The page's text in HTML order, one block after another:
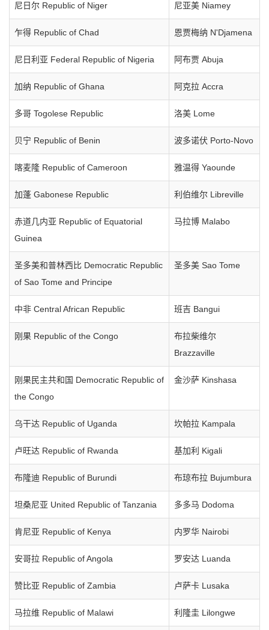
尼日尔 Republic of Niger 尼亚美 Niamey
乍得 Republic of Chad 恩贾梅纳 N'Djamena
尼日利亚 Federal Republic of Nigeria 阿布贾 Abuja
加纳 Republic of Ghana 阿克拉 Accra
多哥 Togolese Republic 洛美 Lome
贝宁 Republic of Benin 波多诺伏 Porto-Novo
喀麦隆 Republic of Cameroon 雅温得 Yaounde
加蓬 Gabonese Republic 利伯维尔 Libreville
赤道几内亚 Republic of Equatorial
Guinea
马拉博 Malabo
圣多美和普林西比 Democratic Republic
of Sao Tome and Principe
圣多美 Sao Tome
中非 Central African Republic 班吉 Bangui
刚果 Republic of the Congo
布拉柴维尔
Brazzaville
刚果民主共和国 Democratic Republic of
the Congo
金沙萨 Kinshasa
乌干达 Republic of Uganda 坎帕拉 Kampala
卢旺达 Republic of Rwanda 基加利 Kigali
布隆迪 Republic of Burundi 布琼布拉 Bujumbura
坦桑尼亚 United Republic of Tanzania 多多马 Dodoma
肯尼亚 Republic of Kenya 内罗华 Nairobi
安哥拉 Republic of Angola 罗安达 Luanda
赞比亚 Republic of Zambia 卢萨卡 Lusaka
马拉维 Republic of Malawi 利隆圭 Lilongwe